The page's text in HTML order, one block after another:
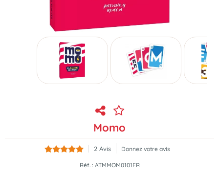
Momo
2 Avis Donnez votre avis
Réf. : ATMMOM0101FR